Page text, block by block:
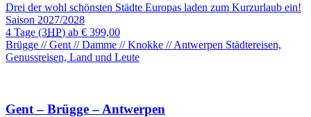
Drei der wohl schönsten Städte Europas laden zum Kurzurlaub ein!
Saison 2027/2028
4 Tage (3HP) ab € 399,00
Brügge // Gent // Damme // Knokke // Antwerpen Städtereisen,
Genussreisen, Land und Leute
Gent – Brügge – Antwerpen